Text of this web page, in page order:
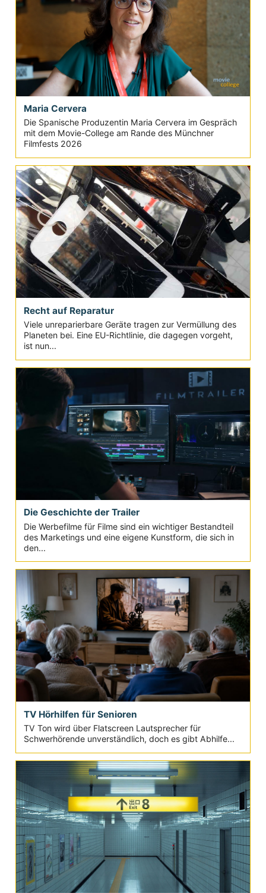
Maria Cervera
Die Spanische Produzentin Maria Cervera im Gespräch
mit dem Movie-College am Rande des Münchner
Filmfests 2026
Recht auf Reparatur
Viele unreparierbare Geräte tragen zur Vermüllung des
Planeten bei. Eine EU-Richtlinie, die dagegen vorgeht,
ist nun...
Die Geschichte der Trailer
Die Werbefilme für Filme sind ein wichtiger Bestandteil
des Marketings und eine eigene Kunstform, die sich in
den...
TV Hörhilfen für Senioren
TV Ton wird über Flatscreen Lautsprecher für
Schwerhörende unverständlich, doch es gibt Abhilfe...